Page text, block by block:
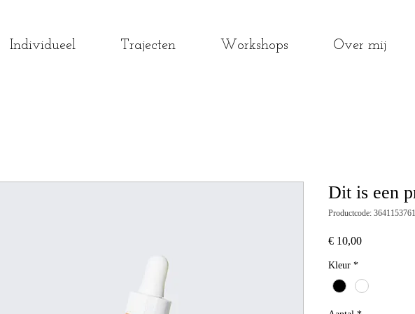
Individueel Trajecten Workshops Over mij
Dit is een
Productcode:
€ 10,00Prijs
Kleur *